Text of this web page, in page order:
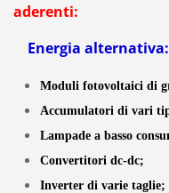
aderenti:
Energia alternativa:
Moduli fotovoltaici di
Accumulatori di vari
Lampade a basso
Convertitori dc-dc;
Inverter di varie taglie;